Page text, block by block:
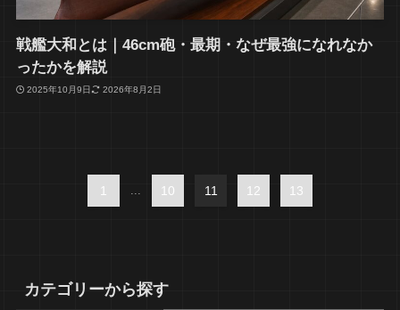
戦艦大和とは｜46cm砲・最期・なぜ最強になれなか
ったかを解説
2025年10月9日 2026年8月2日
1 ... 10 11 12 13
カテゴリーから探す